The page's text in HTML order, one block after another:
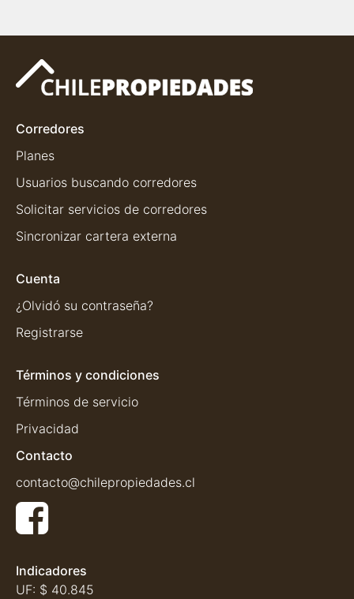
Corredores
Planes
Usuarios buscando corredores
Solicitar servicios de corredores
Sincronizar cartera externa
Cuenta
¿Olvidó su contraseña?
Registrarse
Términos y condiciones
Términos de servicio
Privacidad
Contacto
contacto@chilepropiedades.cl
Indicadores
UF: $ 40.845